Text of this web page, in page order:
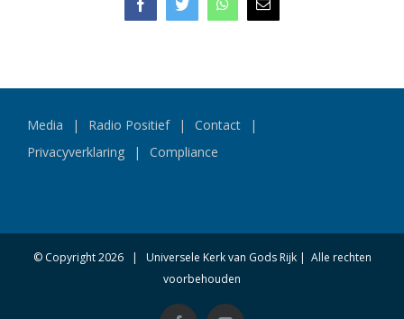
FacebookTwitterWhatsApp
E-
mail
Media Radio Positief
Contact
Privacyverklaring
Compliance
© Copyright2026 | Universele Kerk van Gods Rijk | Alle rechten
voorbehouden